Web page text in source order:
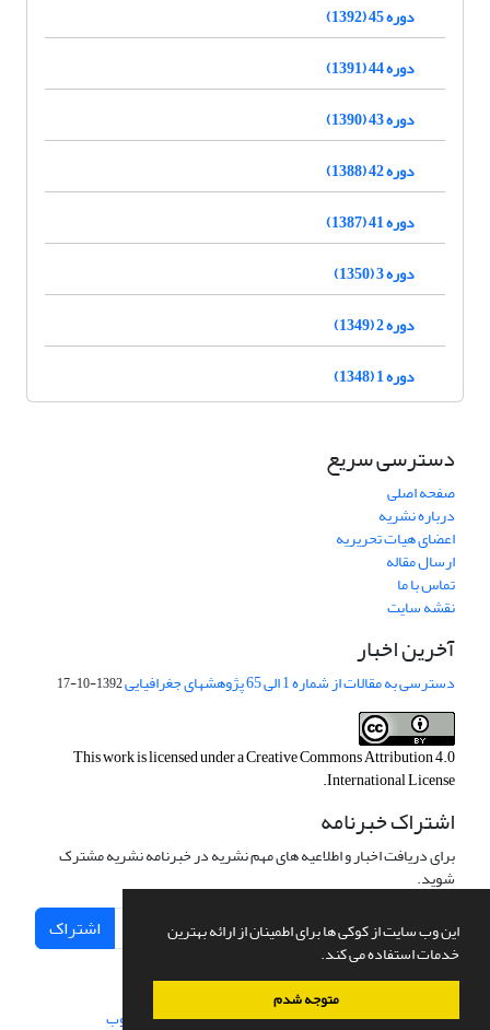
این وب سایت از کوکی ها برای اطمینان از ارائه بهترین
خدمات استفاده می کند.
متوجه شدم
دوره 45 (1392)
دوره 44 (1391)
دوره 43 (1390)
دوره 42 (1388)
دوره 41 (1387)
دوره 3 (1350)
دوره 2 (1349)
دوره 1 (1348)
دسترسی سریع
صفحه اصلی
درباره نشریه
اعضای هیات تحریریه
ارسال مقاله
تماس با ما
نقشه سایت
آخرین اخبار
دسترسی به مقالات از شماره 1 الی 65 پژوهشهای جغرافیایی 1392-10-17
This work is licensed under aCreative Commons Attribution 4.0
International License
.
اشتراک خبرنامه
برای دریافت اخبار و اطلاعیه های مهم نشریه در خبرنامه نشریه مشترک
شوید.
اشتراک
سامانه مدیریت نشریات علمی.طراحی و پیاده سازی از سیناوب